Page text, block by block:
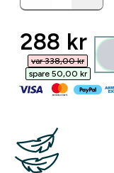
288 kr‎
var 338,00 kr‎
spare 50,00 kr‎